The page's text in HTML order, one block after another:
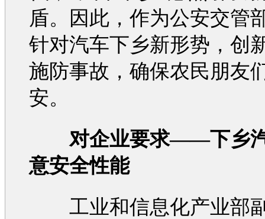
盾。因此，作为公安交管
针对汽车下乡新形势，创
施防事故 ，确保农民朋友
安。
对企业要求——下乡
意安全性能
工业和信息化产业部